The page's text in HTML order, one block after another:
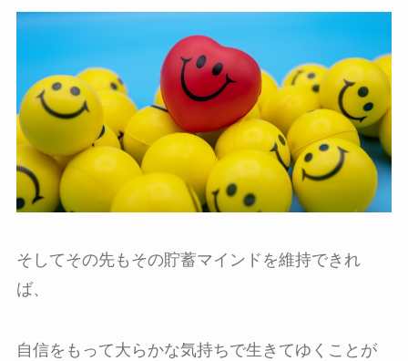
そしてその先もその貯蓄マインドを維持できれ
ば、
自信をもって大らかな気持ちで生きてゆくことが